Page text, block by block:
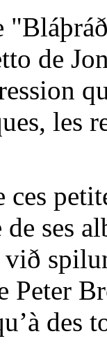
de
les
de ses
Peter
des